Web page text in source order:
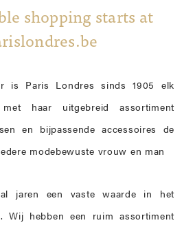
shopping starts at
is Paris Londres sinds 1905 elk
haar uitgebreid assortiment
en bijpassende accessoires de
modebewuste vrouw en man
jaren een vaste waarde in het
Wij hebben een ruim assortiment